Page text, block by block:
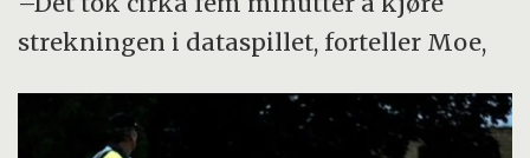
strekningen i dataspillet, forteller Moe,